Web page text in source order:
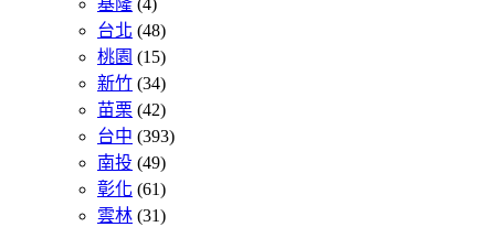
基隆 (4)
台北 (48)
桃園 (15)
新竹 (34)
苗栗 (42)
台中 (393)
南投 (49)
彰化 (61)
雲林 (31)